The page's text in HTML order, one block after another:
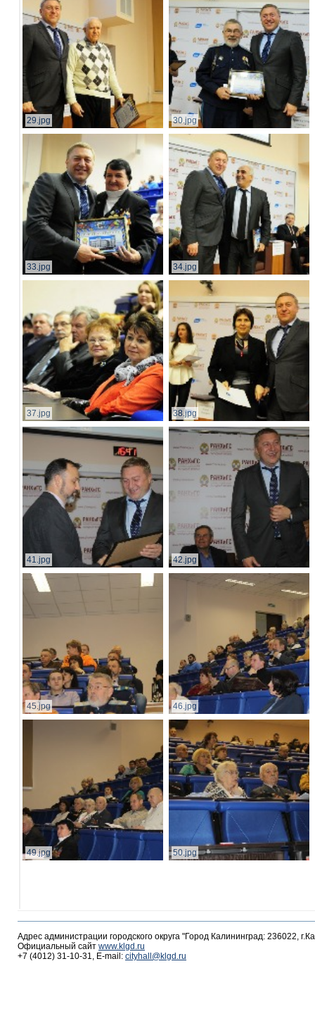
29.jpg 30.jpg
33.jpg 34.jpg
37.jpg 38.jpg
41.jpg 42.jpg
45.jpg 46.jpg
49.jpg 50.jpg
Адрес администрации городского округа "Город Калининград: 236022,
Официальный сайт www.klgd.ru
+7 (4012) 31-10-31, E-mail: cityhall@klgd.ru